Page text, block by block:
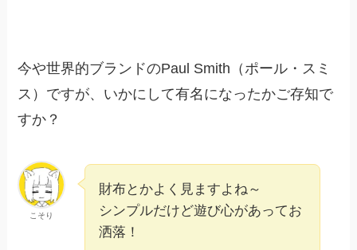
今や世界的ブランドのPaul Smith（ポール・スミ
ス）ですが、いかにして有名になったかご存知で
すか？
こそり
財布とかよく見ますよね～
シンプルだけど遊び心があってお
洒落！